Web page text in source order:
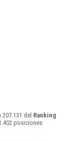
del Ranking
posiciones